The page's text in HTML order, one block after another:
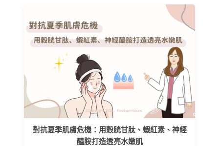
對抗夏季肌膚危機：用穀胱甘肽、蝦紅素、神經
醯胺打造透亮水嫩肌